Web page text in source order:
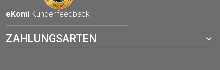
eKomi Kundenfeedback
ZAHLUNGSARTEN